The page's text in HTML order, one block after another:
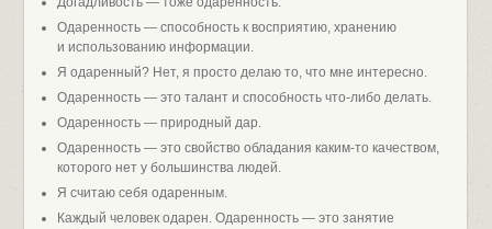
Одаренность — способность к восприятию, хранению
и использованию информации.
Я одаренный? Нет, я просто делаю то, что мне интересно.
Одаренность — это талант и способность что-либо делать.
Одаренность — природный дар.
Одаренность — это свойство обладания каким-то качеством,
которого нет у большинства людей.
Я считаю себя одаренным.
Каждый человек одарен. Одаренность — это занятие